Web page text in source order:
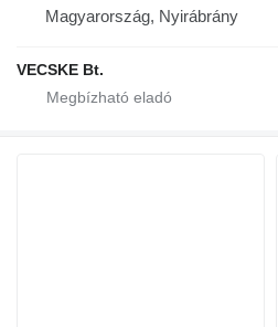
Magyarország, Nyirábrány
VECSKE Bt.